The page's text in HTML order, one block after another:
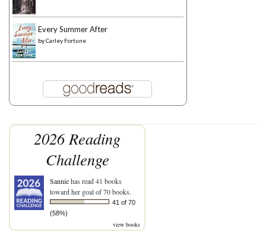
Every Summer After
byCarley Fortune
2026 Reading
Challenge
Sanniehas read 41 books
toward her goal of 70 books.
41 of 70
(58%)
view books